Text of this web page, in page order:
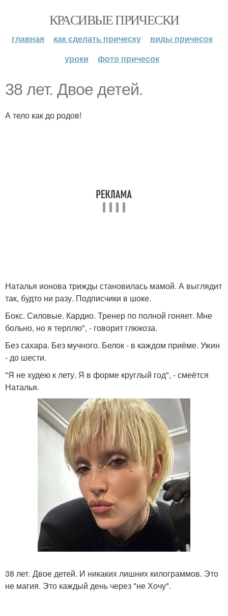
КРАСИВЫЕ ПРИЧЕСКИ
главная как сделать прическу
виды причесок
уроки
фото причесок
38 лет. Двое детей.
А тело как до родов!
Наталья ионова трижды становилась мамой. А выглядит
так, будто ни разу. Подписчики в шоке.
Бокс. Силовые. Кардио. Тренер по полной гоняет. Мне
больно, но я терплю", - говорит глюкоза.
Без сахара. Без мучного. Белок - в каждом приёме. Ужин
- до шести.
"Я не худею к лету. Я в форме круглый год", - смеётся
Наталья.
38 лет. Двое детей. И никаких лишних килограммов. Это
не магия. Это каждый день через "не Хочу".